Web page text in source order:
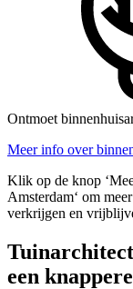
Ontmoet
Meer info over
Klik op de knop
Amsterdam‘ om
verkrijgen en
een